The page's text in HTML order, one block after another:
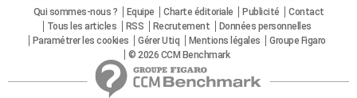
Qui sommes-nous ? Equipe Charte éditoriale Publicité
Contact
Tous les articles
RSS Recrutement
Données personnelles
Paramétrer les cookies
Gérer Utiq Mentions légales
Groupe Figaro
© 2026 CCM Benchmark